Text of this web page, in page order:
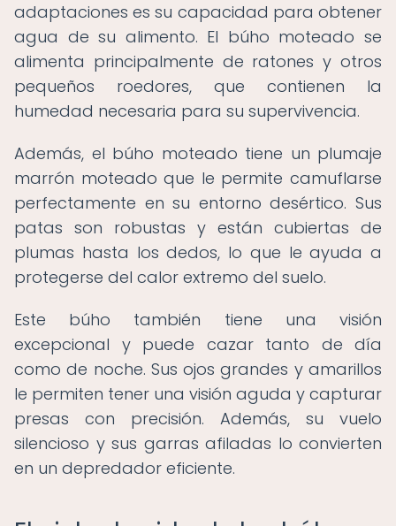
adaptaciones es su capacidad para obtener
agua de su alimento. El búho moteado se
alimenta principalmente de ratones y otros
pequeños roedores, que contienen la
humedad necesaria para su supervivencia.
Además, el búho moteado tiene un plumaje
marrón moteado que le permite camuflarse
perfectamente en su entorno desértico. Sus
patas son robustas y están cubiertas de
plumas hasta los dedos, lo que le ayuda a
protegerse del calor extremo del suelo.
Este búho también tiene una visión
excepcional y puede cazar tanto de día
como de noche. Sus ojos grandes y amarillos
le permiten tener una visión aguda y capturar
presas con precisión. Además, su vuelo
silencioso y sus garras afiladas lo convierten
en un depredador eficiente.